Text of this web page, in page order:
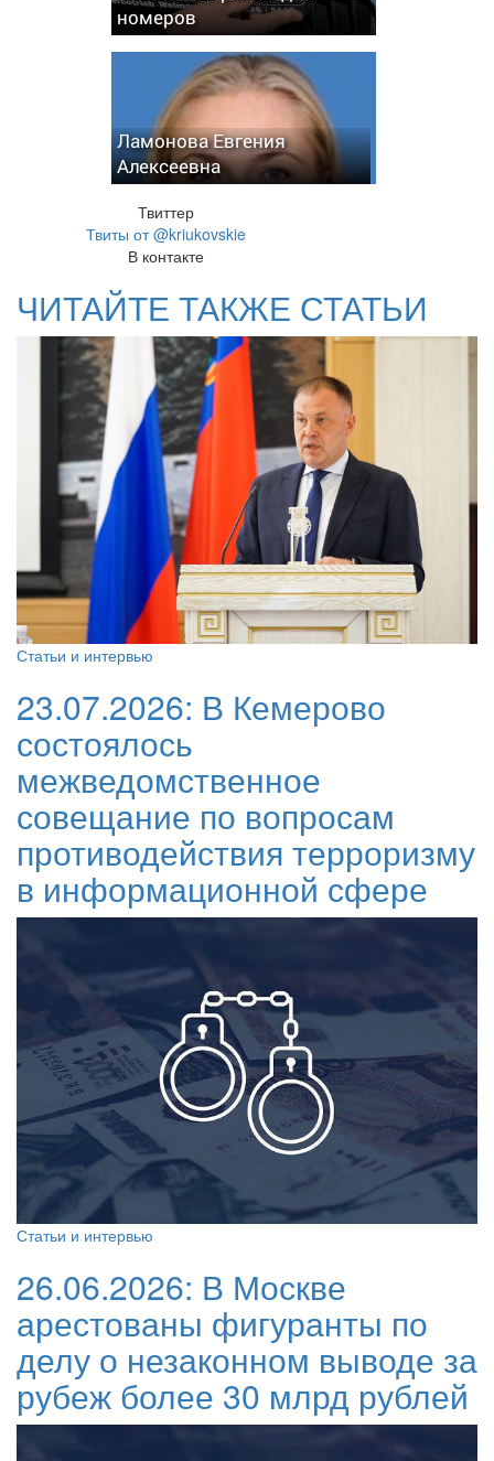
номеров
Ламонова Евгения
Алексеевна
Твиттер
Твиты от @kriukovskie
В контакте
ЧИТАЙТЕ ТАКЖЕ СТАТЬИ
Статьи и интервью
23.07.2026: В Кемерово
состоялось
межведомственное
совещание по вопросам
противодействия терроризму
в информационной сфере
Статьи и интервью
26.06.2026: В Москве
арестованы фигуранты по
делу о незаконном выводе за
рубеж более 30 млрд рублей